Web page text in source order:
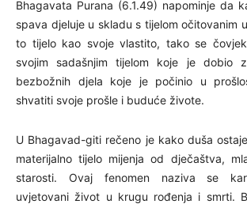
Bhagavata Purana (6.1.49) napominje da
spava djeluje u skladu s tijelom očitovanim
to tijelo kao svoje vlastito, tako se
svojim sadašnjim tijelom koje je dobio
bezbožnih djela koje je počinio u
shvatiti svoje prošle i buduće živote.
U Bhagavad-giti rečeno je kako duša
materijalno tijelo mijenja od dječaštva,
starosti. Ovaj fenomen naziva se
uvjetovani život u krugu rođenja i smrti.